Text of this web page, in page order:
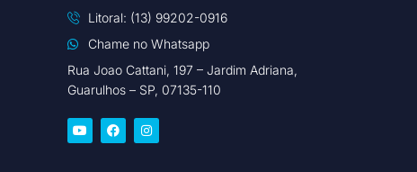
Litoral: (13) 99202-0916
Chame no Whatsapp
Rua Joao Cattani, 197 – Jardim Adriana,
Guarulhos – SP, 07135-110